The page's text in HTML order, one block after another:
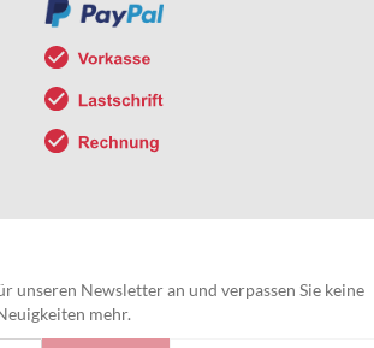
unseren Newsletter an und verpassen Sie keine
mehr.